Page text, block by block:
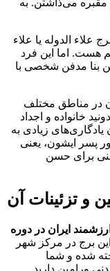
می‌ذاشتن. به
علاء الدوله یا علاء
هست. اما این فرد
بنا مدفن شخصی با
در مناطق مختلف
خانواده و اجداد
زیادی به
پسر ایشون، یعنی
برای حسن
و تزئینات آن
ایران در دوره
این برج در مرکز شهر
شده و شما
ورامین دارید.